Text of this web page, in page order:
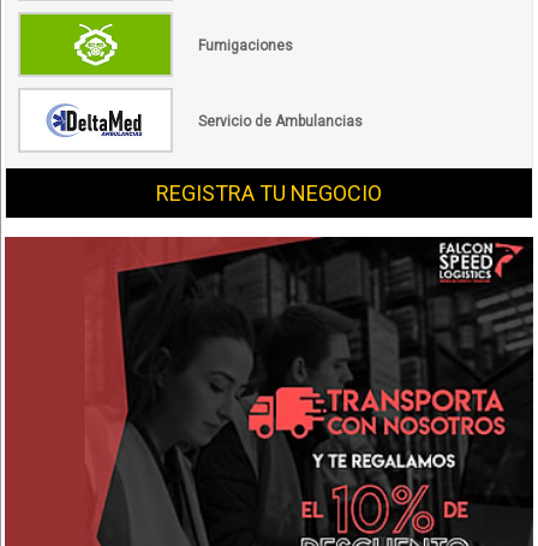
Fumigaciones
Servicio de Ambulancias
REGISTRA TU NEGOCIO